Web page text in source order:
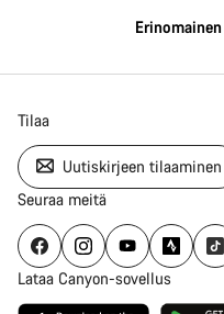
Erinomainen
Tilaa
Uutiskirjeen tilaaminen
Seuraa meitä
Lataa Canyon-sovellus